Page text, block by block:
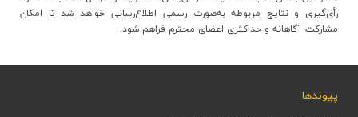
رأی‌گیری و نتایج مربوطه به‌صورت رسمی اطلاع‌رسانی خواهد شد تا امکان
مشارکت آگاهانه و حداکثری اعضای محترم فراهم شود.
پیوندها